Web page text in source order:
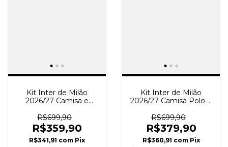
Kit Inter de Milão
2026/27 Camisa e
R$699,90
R$359,90
R$341,91 com Pix
Kit Inter de Milão
2026/27 Camisa Polo e
Masculino - Preto -
Laranja
R$699,90
R$379,90
R$360,91 com Pix